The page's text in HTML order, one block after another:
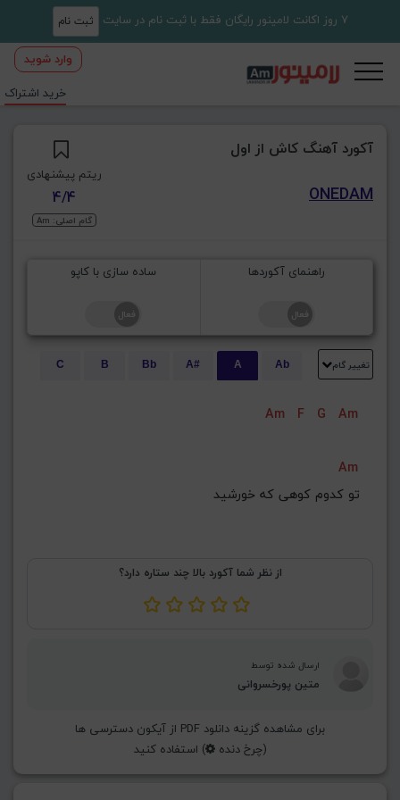
7 روز اکانت لامینور رایگان فقط با ثبت نام در سایت ثبت نام
وارد شوید
خرید اشتراک
آکورد آهنگ کاش از اول
ONEDAM
ریتم پیشنهادی
4/4
گام اصلی: Am
راهنمای آکوردها ساده سازی با کاپو
تغییر گام Ab
A
A#
Bb
B
C
Am F G Am
Am
ﺗﻮ ﻛﺪوم ﻛﻮﻫﻰ ﻛﻪ ﺧﻮرﺷﻴﺪ
از نظر شما آکورد بالا چند ستاره دارد؟
ارسال شده توسط
متین پورخسروانی
برای مشاهده گزینه دانلود PDF از آیکون دسترسی ها
(چرخ دنده ) استفاده کنید